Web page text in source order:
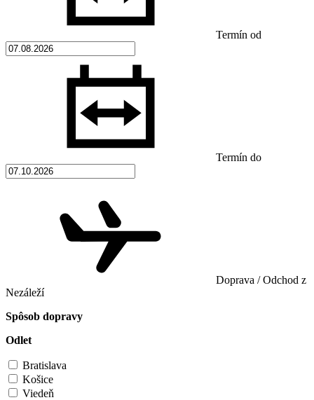
Termín od
Termín do
Doprava / Odchod z
Nezáleží
Spôsob dopravy
Odlet
Bratislava
Košice
Viedeň